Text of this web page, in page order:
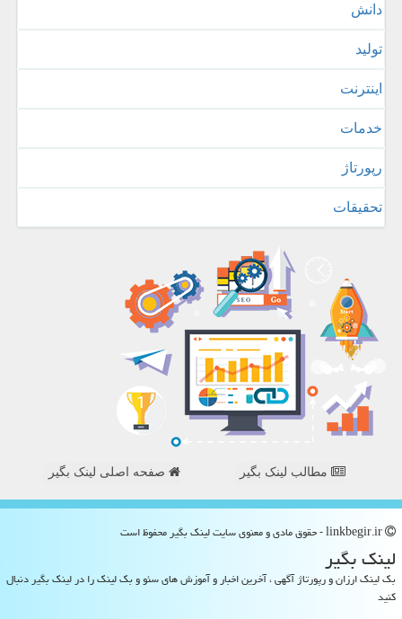
دانش
تولید
اینترنت
خدمات
رپورتاژ
تحقیقات
مطالب لینک بگیر صفحه اصلی لینک بگیر
لینك بگیر
بک لینک ارزان و رپورتاژ آگهی ، آخرین اخبار و آموزش های سئو و بک لینک را در لینک بگیر دنبال
کنید